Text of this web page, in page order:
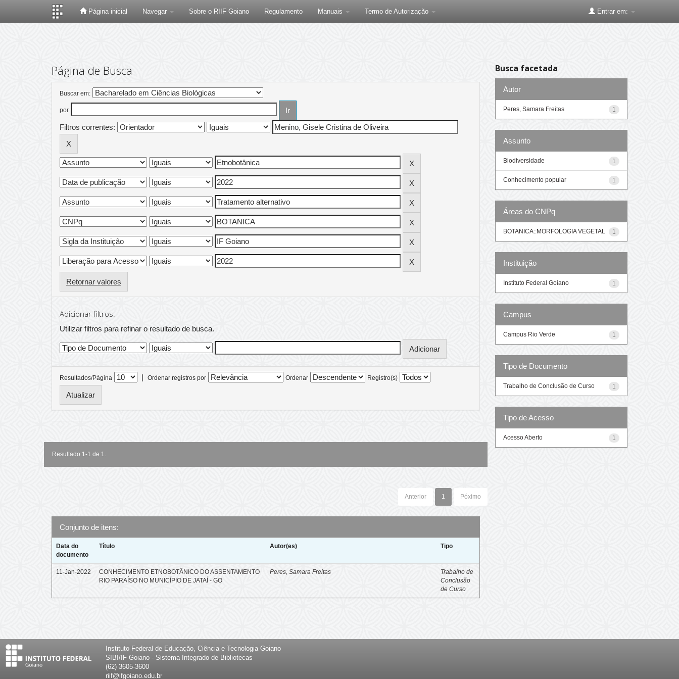
Página inicial Navegar Sobre o RIIF Goiano Regulamento Manuais Termo de Autorização Entrar em:
Página de Busca
Buscar em:
por
Filtros correntes:
Retornar valores
Adicionar filtros:
Utilizar filtros para refinar o resultado de busca.
Resultados/Página | Ordenar registros por Ordenar Registro(s)
Resultado 1-1 de 1.
Anterior 1 Póximo
Conjunto de itens:
Data do
documento
Título Autor(es) Tipo
11-Jan-2022
CONHECIMENTO ETNOBOTÂNICO DO ASSENTAMENTO
RIO PARAÍSO NO MUNICÍPIO DE JATAÍ - GO
Peres, Samara Freitas
Trabalho de
Conclusão
de Curso
Busca facetada
Autor
1
Peres, Samara Freitas
Assunto
1
Biodiversidade
1
Conhecimento popular
Áreas do CNPq
1
BOTANICA::MORFOLOGIA VEGETAL
Instituição
1
Instituto Federal Goiano
Campus
1
Campus Rio Verde
Tipo de Documento
1
Trabalho de Conclusão de Curso
Tipo de Acesso
1
Acesso Aberto
Instituto Federal de Educação, Ciência e Tecnologia Goiano
SIBI/IF Goiano - Sistema Integrado de Bibliotecas
(62) 3605-3600
riif@ifgoiano.edu.br